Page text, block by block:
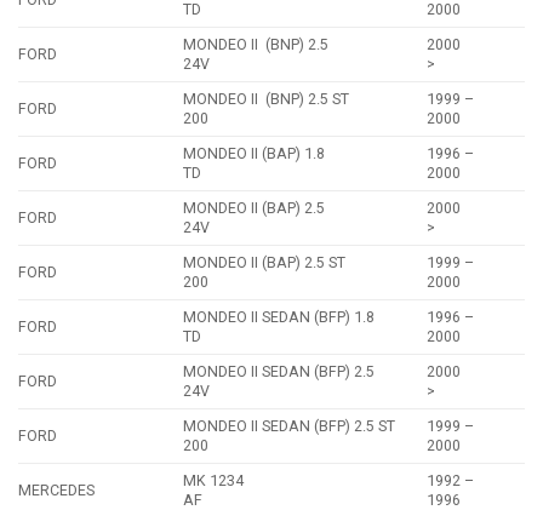
TD 2000
FORD
MONDEO II (BNP) 2.5
24V
2000
>
FORD
MONDEO II (BNP) 2.5 ST
200
1999 –
2000
FORD
MONDEO II (BAP) 1.8
TD
1996 –
2000
FORD
MONDEO II (BAP) 2.5
24V
2000
>
FORD
MONDEO II (BAP) 2.5 ST
200
1999 –
2000
FORD
MONDEO II SEDAN (BFP) 1.8
TD
1996 –
2000
FORD
MONDEO II SEDAN (BFP) 2.5
24V
2000
>
FORD
MONDEO II SEDAN (BFP) 2.5 ST
200
1999 –
2000
MERCEDES
MK 1234
AF
1992 –
1996